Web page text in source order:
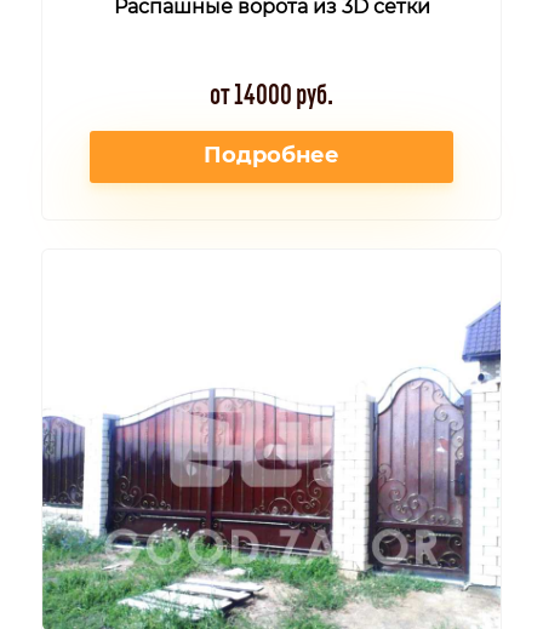
Распашные ворота из 3D сетки
от 14000 руб.
Подробнее